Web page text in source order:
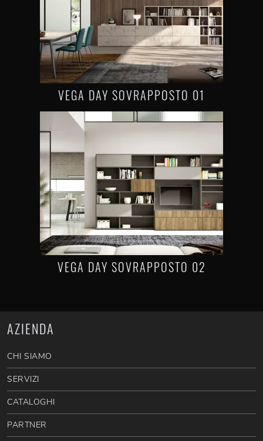
VEGA DAY SOVRAPPOSTO 01
VEGA DAY SOVRAPPOSTO 02
AZIENDA
CHI SIAMO
SERVIZI
CATALOGHI
PARTNER